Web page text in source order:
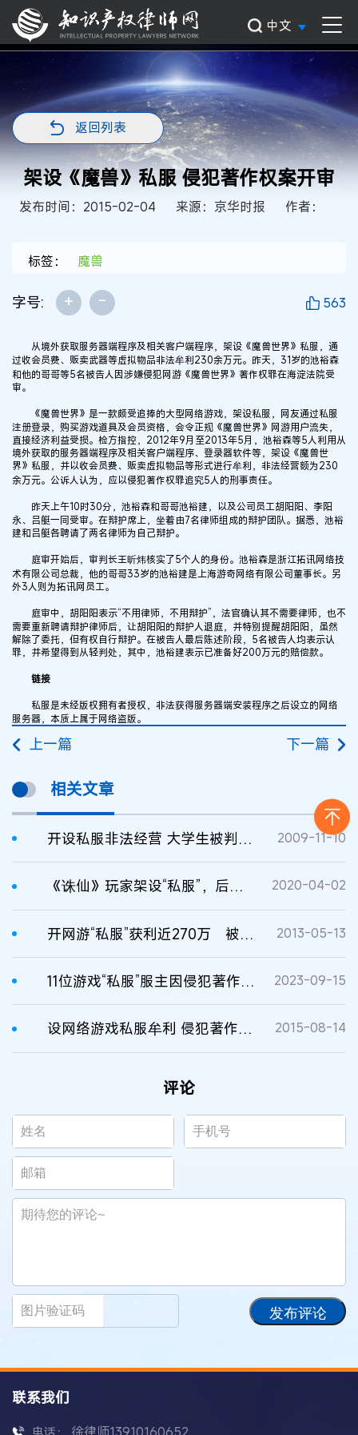
中文
返回列表
架设《魔兽》私服 侵犯著作权案开审
发布时间：2015-02-04 来源：京华时报 作者：
标签： 魔兽
字号: + - 563
从境外获取服务器端程序及相关客户端程序，架设《魔兽世界》私服，通
过收会员费、贩卖武器等虚拟物品非法牟利230余万元。昨天，31岁的池裕森
和他的哥哥等5名被告人因涉嫌侵犯网游《魔兽世界》著作权罪在海淀法院受
审。
《魔兽世界》是一款颇受追捧的大型网络游戏，架设私服，网友通过私服
注册登录，购买游戏道具及会员资格，会令正规《魔兽世界》网游用户流失，
直接经济利益受损。检方指控，2012年9月至2013年5月，池裕森等5人利用从
境外获取的服务器端程序及相关客户端程序、登录器软件等，架设《魔兽世
界》私服，并以收会员费、贩卖虚拟物品等形式进行牟利，非法经营额为230
余万元。公诉人认为，应以侵犯著作权罪追究5人的刑事责任。
昨天上午10时30分，池裕森和哥哥池裕建，以及公司员工胡阳阳、李阳
永、吕艇一同受审。在辩护席上，坐着由7名律师组成的辩护团队。据悉，池裕
建和吕艇各聘请了两名律师为自己辩护。
庭审开始后，审判长王昕炜核实了5个人的身份。池裕森是浙江拓讯网络技
术有限公司总裁，他的哥哥33岁的池裕建是上海游奇网络有限公司董事长。另
外3人则为拓讯网员工。
庭审中，胡阳阳表示“不用律师，不用辩护”，法官确认其不需要律师，也不
需要重新聘请辩护律师后，让胡阳阳的辩护人退庭，并特别提醒胡阳阳，虽然
解除了委托，但有权自行辩护。在被告人最后陈述阶段，5名被告人均表示认
罪，并希望得到从轻判处，其中，池裕建表示已准备好200万元的赔偿款。
链接
私服是未经版权拥有者授权，非法获得服务器端安装程序之后设立的网络
服务器，本质上属于网络盗版。
上一篇 下一篇
相关文章
开设私服非法经营 大学生被判侵犯著作权 2009-11-10
《诛仙》玩家架设“私服”，后果会有多严重？ 2020-04-02
开网游“私服”获利近270万 被判侵犯著作权罪 2013-05-13
11位游戏“私服”服主因侵犯著作权罪被判刑 2023-09-15
设网络游戏私服牟利 侵犯著作权触犯刑律 2015-08-14
评论
发布评论
联系我们
电话：